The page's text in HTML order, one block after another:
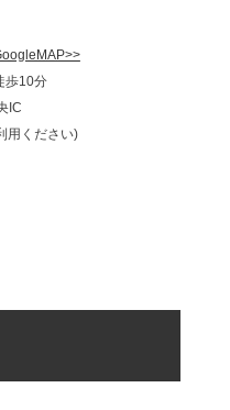
歩10分
IC
用ください)